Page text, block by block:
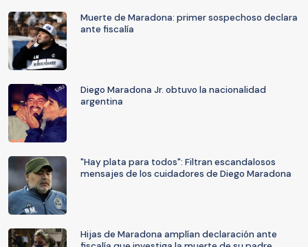
Muerte de Maradona: primer sospechoso declara
ante fiscalía
Diego Maradona Jr. obtuvo la nacionalidad
argentina
"Hay plata para todos": Filtran escandalosos
mensajes de los cuidadores de Diego Maradona
Hijas de Maradona amplían declaración ante